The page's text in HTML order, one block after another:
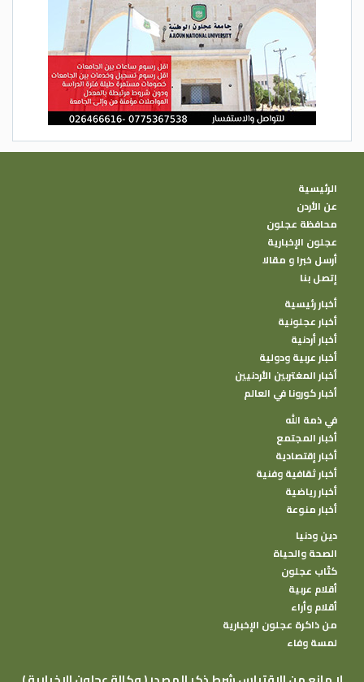
الرئيسية
عن الأردن
محافظة عجلون
عجلون الإخبارية
أرسل خبرا و مقالا
إتصل بنا
أخبار رئيسية
أخبار عجلونية
أخبار أردنية
أخبار عربية ودولية
أخبار المغتربين الأردنيين
أخبار كورونا في العالم
في ذمة الله
أخبار المجتمع
أخبار إقتصادية
أخبار ثقافية وفنية
أخبار رياضية
أخبار منوعة
دين ودنيا
الصحة والحياة
كتًاب عجلون
أقلام عربية
أقلام وأراء
من ذاكرة عجلون الإخبارية
لمسة وفاء